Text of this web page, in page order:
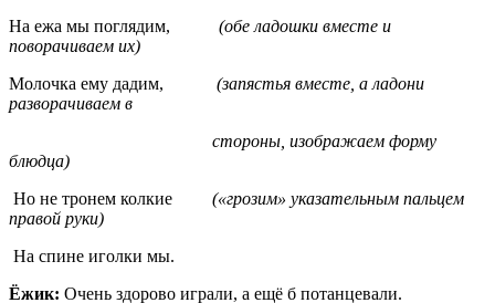
На ежа мы поглядим, (обе ладошки вместе и
поворачиваем их)
Молочка ему дадим, (запястья вместе, а ладони
разворачиваем в
стороны, изображаем форму
блюдца)
Но не тронем колкие («грозим» указательным пальцем
правой руки)
На спине иголки мы.
Ёжик: Очень здорово играли, а ещё б потанцевали.